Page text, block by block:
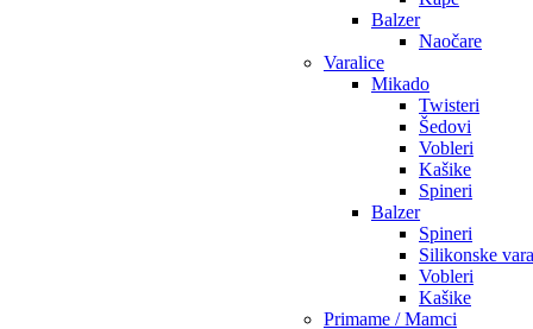
Balzer
Naočare
Varalice
Mikado
Twisteri
Šedovi
Vobleri
Kašike
Spineri
Balzer
Spineri
Silikonske
Vobleri
Kašike
Primame / Mamci